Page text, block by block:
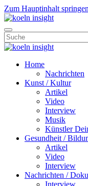
Zum Hauptinhalt springen
Home
Nachrichten
Kunst / Kultur
Artikel
Video
Interview
Musik
Künstler
Gesundheit /
Artikel
Video
Interview
Nachrichten / Doku
Interview